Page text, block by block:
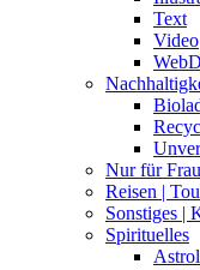
Text
Video
Nur für
Reisen |
Sonstiges |
Spirituelles